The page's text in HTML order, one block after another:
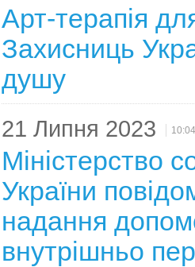
Арт-терапія
Захисниць
душу
21 Липня 2023 10:04
Міністерство
України
надання
внутрішньо